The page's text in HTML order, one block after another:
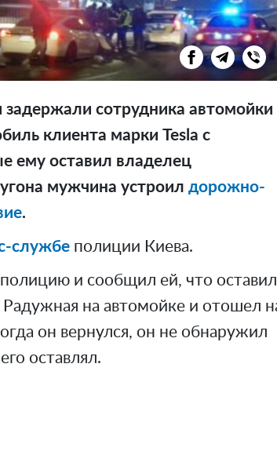
сотрудника автомойки
клиента марки Tesla с
ему оставил владелец
мужчина устроил дорожно-
.
службе полиции Киева.
и сообщил ей, что оставил
на автомойке и отошел
он вернулся, он не обнаружил
оставлял.